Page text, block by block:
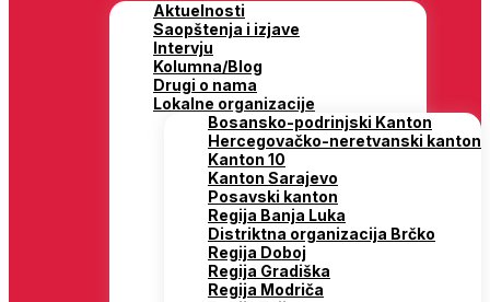
Aktuelnosti
Saopštenja i izjave
Intervju
Kolumna/Blog
Drugi o nama
Lokalne organizacije
Bosansko-podrinjski Kanton
Hercegovačko-neretvanski kanton
Kanton 10
Kanton Sarajevo
Posavski kanton
Regija Banja Luka
Distriktna organizacija Brčko
Regija Doboj
Regija Gradiška
Regija Modriča